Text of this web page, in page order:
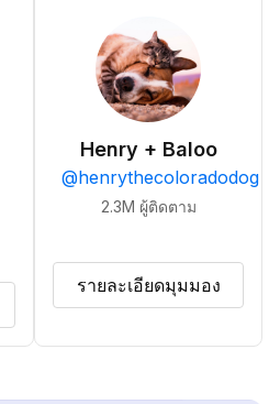
Henry + Baloo
@henrythecoloradodog
2.3M ผู้ติดตาม
รายละเอียดมุมมอง